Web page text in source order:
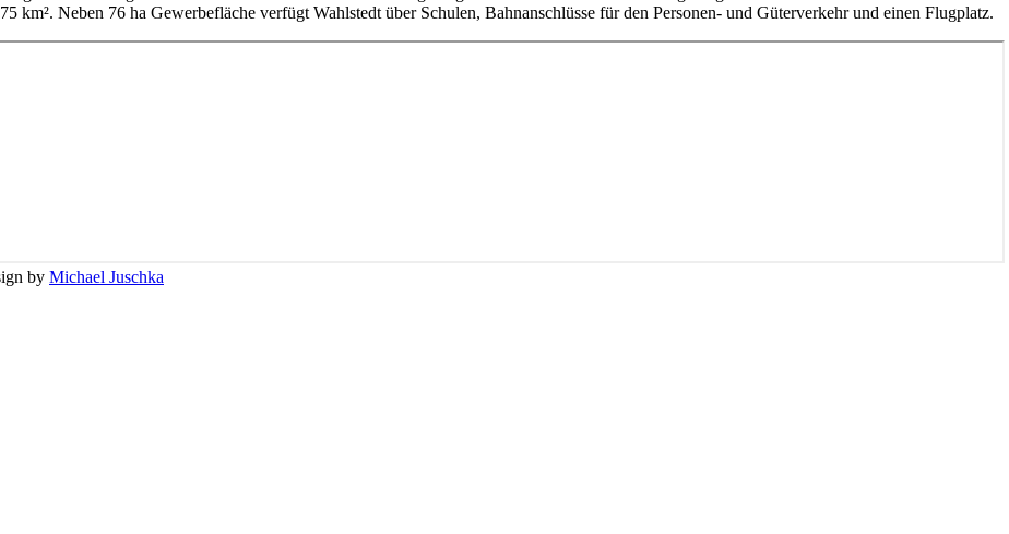
km². Neben 76 ha Gewerbefläche verfügt Wahlstedt über Schulen, Bahnanschlüsse für den Personen- und Güterverkehr und einen Flugplatz.
by Michael Juschka